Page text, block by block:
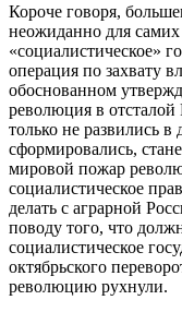
Короче говоря,
неожиданно для
«социалистическое»
операция по захвату
обоснованном
революция в
только не развились
сформировались,
мировой пожар
социалистическое
делать с аграрной
поводу того, что
социалистическое
октябрьского
революцию рухнули.